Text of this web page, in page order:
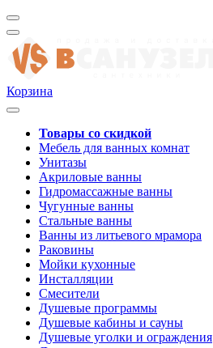
Корзина
Товары со скидкой
Мебель для ванных комнат
Унитазы
Акриловые ванны
Гидромассажные ванны
Чугунные ванны
Стальные ванны
Ванны из литьевого мрамора
Раковины
Мойки кухонные
Инсталляции
Смесители
Душевые программы
Душевые кабины и сауны
Душевые уголки и ограждения